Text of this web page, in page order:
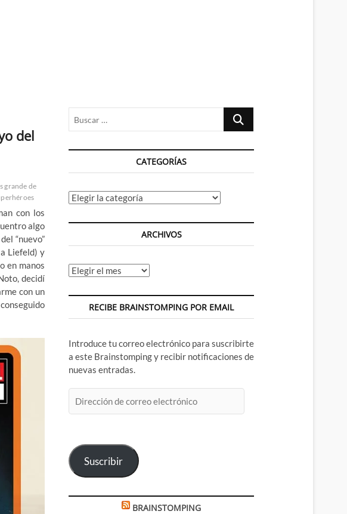
del
grande de
con los
algo
“nuevo”
Liefeld) y
en manos
decidí
con un
Buscar
CATEGORÍAS
Categorías
ARCHIVOS
Archivos
RECIBE BRAINSTOMPING POR EMAIL
Introduce tu correo electrónico para suscribirte
a este Brainstomping y recibir notificaciones de
nuevas entradas.
de
Suscribir
BRAINSTOMPING